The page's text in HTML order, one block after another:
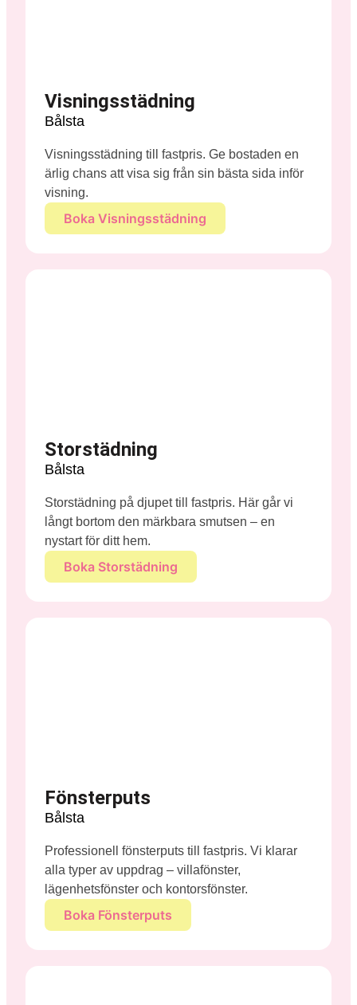
Visningsstädning
Bålsta
Visningsstädning till fastpris. Ge bostaden en
ärlig chans att visa sig från sin bästa sida inför
visning.
Boka Visningsstädning
Storstädning
Bålsta
Storstädning på djupet till fastpris. Här går vi
långt bortom den märkbara smutsen – en
nystart för ditt hem.
Boka Storstädning
Fönsterputs
Bålsta
Professionell fönsterputs till fastpris. Vi klarar
alla typer av uppdrag – villafönster,
lägenhetsfönster och kontorsfönster.
Boka Fönsterputs